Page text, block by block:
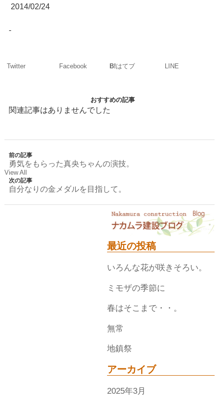
2014/02/24
-
Twitter Facebook B!はてブ LINE
おすすめの記事
関連記事はありませんでした
前の記事
勇気をもらった真央ちゃんの演技。
View All
次の記事
自分なりの金メダルを目指して。
最近の投稿
いろんな花が咲きそろい。
ミモザの季節に
春はそこまで・・。
無常
地鎮祭
アーカイブ
2025年3月